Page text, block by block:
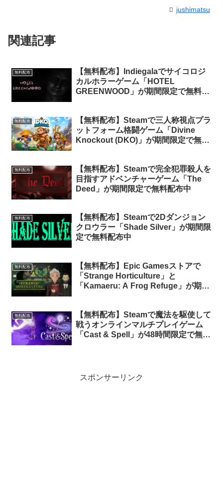
jushimatsu
関連記事
無料配布
【無料配布】Indiegalaでサイコロジ
カルホラーゲーム「HOTEL
GREENWOOD」が期間限定で無料配
無料配布
【無料配布】Steamで三人称視点プラ
ットフォーム格闘ゲーム「Divine
Knockout (DKO)」が期間限定で無料
無料配布
【無料配布】Steamで完全犯罪殺人を
目指すアドベンチャーゲーム「The
Deed」が期間限定で無料配布中
無料配布
【無料配布】Steamで2Dダンジョン
クロウラー「Shade Silver」が期間限
定で無料配布中
無料配布
【無料配布】Epic Gamesストアで
「Strange Horticulture」と
「Kamaeru: A Frog Refuge」が期間
無料配布
【無料配布】Steamで魔法を駆使して
戦うオンラインマルチプレイゲーム
「Cast & Spell」が48時間限定で無料
スポンサーリンク